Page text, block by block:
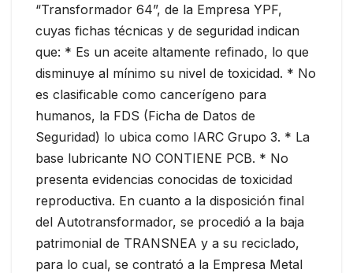
“Transformador 64”, de la Empresa YPF,
cuyas fichas técnicas y de seguridad indican
que: * Es un aceite altamente refinado, lo que
disminuye al mínimo su nivel de toxicidad. * No
es clasificable como cancerígeno para
humanos, la FDS (Ficha de Datos de
Seguridad) lo ubica como IARC Grupo 3. * La
base lubricante NO CONTIENE PCB. * No
presenta evidencias conocidas de toxicidad
reproductiva. En cuanto a la disposición final
del Autotransformador, se procedió a la baja
patrimonial de TRANSNEA y a su reciclado,
para lo cual, se contrató a la Empresa Metal